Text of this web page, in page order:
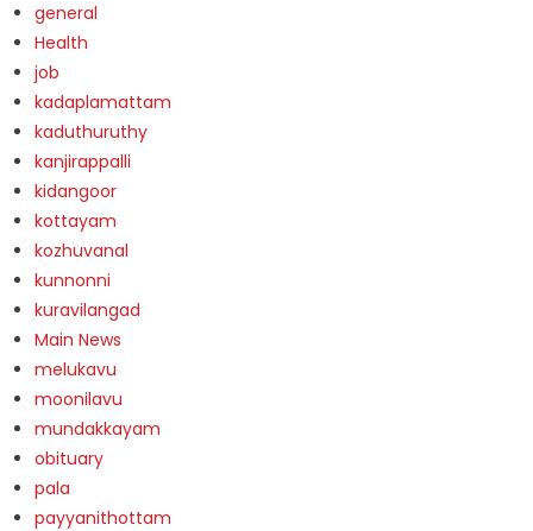
general
Health
job
kadaplamattam
kaduthuruthy
kanjirappalli
kidangoor
kottayam
kozhuvanal
kunnonni
kuravilangad
Main News
melukavu
moonilavu
mundakkayam
obituary
pala
payyanithottam